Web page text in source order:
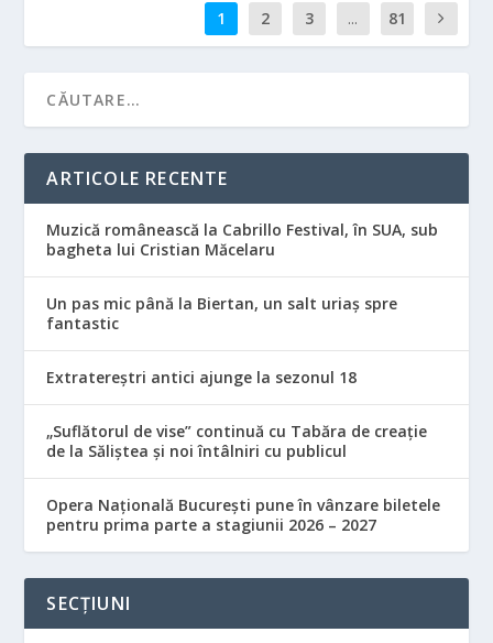
1 2 3 ... 81
ARTICOLE RECENTE
Muzică românească la Cabrillo Festival, în SUA, sub
bagheta lui Cristian Măcelaru
Un pas mic până la Biertan, un salt uriaș spre
fantastic
Extratereștri antici ajunge la sezonul 18
„Suflătorul de vise” continuă cu Tabăra de creație
de la Săliștea și noi întâlniri cu publicul
Opera Națională București pune în vânzare biletele
pentru prima parte a stagiunii 2026 – 2027
SECȚIUNI